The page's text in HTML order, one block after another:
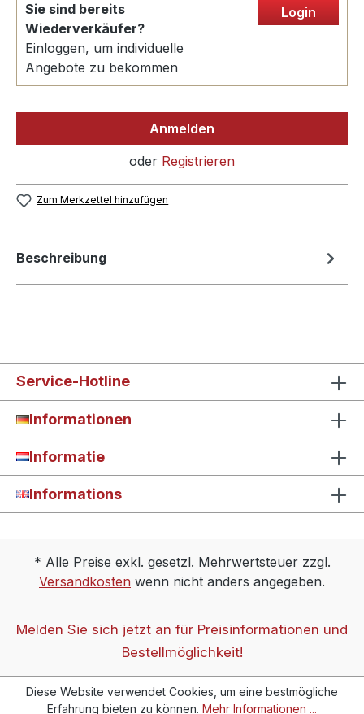
Sie sind bereits
Wiederverkäufer?
Einloggen, um individuelle
Angebote zu bekommen
Login
Anmelden
oder Registrieren
Zum Merkzettel hinzufügen
Beschreibung
Service-Hotline
Informationen
Informatie
Informations
* Alle Preise exkl. gesetzl. Mehrwertsteuer zzgl.
Versandkosten wenn nicht anders angegeben.
Melden Sie sich jetzt an für Preisinformationen und
Bestellmöglichkeit!
Diese Website verwendet Cookies, um eine bestmögliche
Erfahrung bieten zu können. Mehr Informationen ...